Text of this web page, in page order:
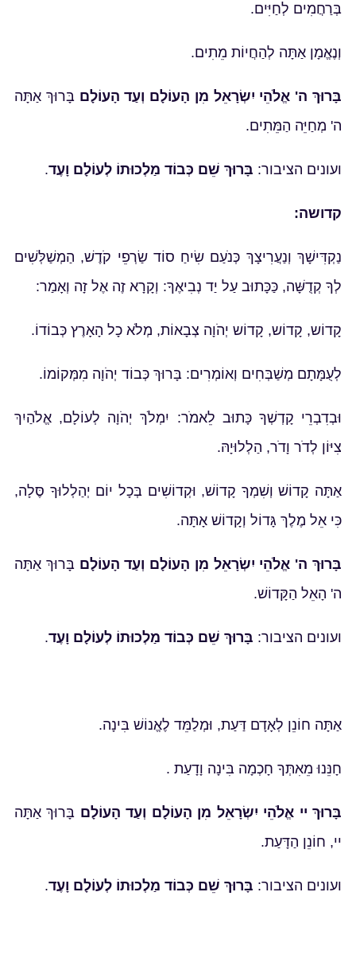
בְּרַחֲמִים לְחַיִּים.
וְנֶאֱמָן אַתָּה לְהַחֲיוֹת מֵתִים.
בָּרוּךְ ה' אֱלֹהֵי יִשְׂרָאֵל מִן הָעוֹלָם וְעַד הָעוֹלָם בָּרוּךְ אַתָּה
ה' מְחַיֵּה הַמֵּתִים.
ועונים הציבור: בָּרוּךְ שֵׁם כְּבוֹד מַלְכוּתוֹ לְעוֹלָם וָעֶד.
קדושה:
נַקְדִּישָׁךְ וְנַעֲרִיצָךְ כְּנֹעַם שִׂיחַ סוֹד שַׂרְפֵי קֹדֶשׁ, הַמְשַׁלְּשִׁים
לְךָ קְדֻשָּׁה, כַּכָּתוּב עַל יַד נְבִיאֶךָ: וְקָרָא זֶה אֶל זָה וְאָמַר:
קָדוֹש, קָדוֹש, קָדוֹש יְהֹוָה צְבָאוֹת, מְלֹא כָל הָאָרֶץ כְּבוֹדוֹ.
לְעֻמָּתָם מְשַׁבְּחִים וְאוֹמְרִים: בָּרוּךְ כְּבוֹד יְהֹוָה מִמְּקוֹמוֹ.
וּבְדִבְרֵי קָדְשְׁךָ כָּתוּב לֵאמֹר: יִמְלֹךְ יְהֹוָה לְעוֹלָם, אֱלֹהַיִךְ
צִיּוֹן לְדֹר וָדֹר, הַלְלוּיָהּ.
אַתָּה קָדוֹשׁ וְשִׁמְךָ קָדוֹשׁ, וּקְדוֹשִׁים בְּכָל יוֹם יְהַלְלוּךָ סֶּלָה,
כִּי אֵל מֶלֶךּ גָּדוֹל וְקָדוֹשׁ אָתָּה.
בָּרוּךְ ה' אֱלֹהֵי יִשְׂרָאֵל מִן הָעוֹלָם וְעַד הָעוֹלָם בָּרוּךְ אַתָּה
ה' הָאֵל הַקָּדוֹשׁ.
ועונים הציבור: בָּרוּךְ שֵׁם כְּבוֹד מַלְכוּתוֹ לְעוֹלָם וָעֶד.
אַתָּה חוֹנֵן לְאָדָם דַּעַת, וּמְלַמֵּד לֶאֱנוֹשׁ בִּינָה.
חָנֵּנוּ מֵאִתְּךָ חָכְמָה בִּינָה וָדָעַת .
בָּרוּךְ יי אֱלֹהֵי יִשְׂרָאֵל מִן הָעוֹלָם וְעַד הָעוֹלָם בָּרוּךְ אַתָּה
יי, חוֹנֵן הַדָּעַת.
ועונים הציבור: בָּרוּךְ שֵׁם כְּבוֹד מַלְכוּתוֹ לְעוֹלָם וָעֶד.